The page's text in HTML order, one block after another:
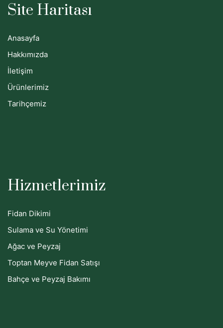
Site Haritası
Anasayfa
Hakkımızda
İletişim
Ürünlerimiz
Tarihçemiz
Hizmetlerimiz
Fidan Dikimi
Sulama ve Su Yönetimi
Ağac ve Peyzaj
Toptan Meyve Fidan Satışı
Bahçe ve Peyzaj Bakımı